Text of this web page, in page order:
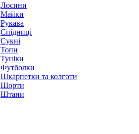
Лосини
Майки
Рукава
Спідниці
Сукні
Топи
Туніки
Футболки
Шкарпетки та колготи
Шорти
Штани